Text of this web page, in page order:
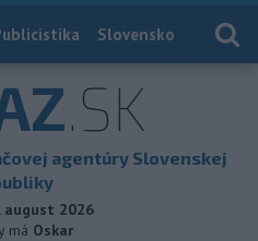
Slovensko
.SK
agentúry Slovenskej
august 2026
má Oskar